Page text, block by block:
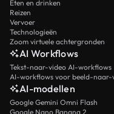
Eten en drinken
Reizen
Vervoer
Technologieën
Zoom virtuele achtergronden
AI Workflows
Tekst-naar-video AI-workflows
AI-workflows voor beeld-naar-
AI-modellen
Google Gemini Omni Flash
Google Nano Banana 2